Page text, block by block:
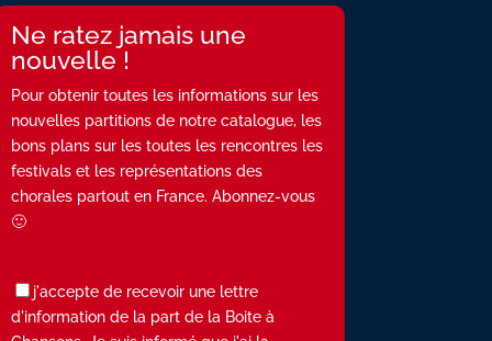
Ne ratez jamais une
nouvelle !
Pour obtenir toutes les informations sur les
nouvelles partitions de notre catalogue, les
bons plans sur les toutes les rencontres les
festivals et les représentations des
chorales partout en France. Abonnez-vous
🙂
j'accepte de recevoir une lettre
d'information de la part de la Boite à